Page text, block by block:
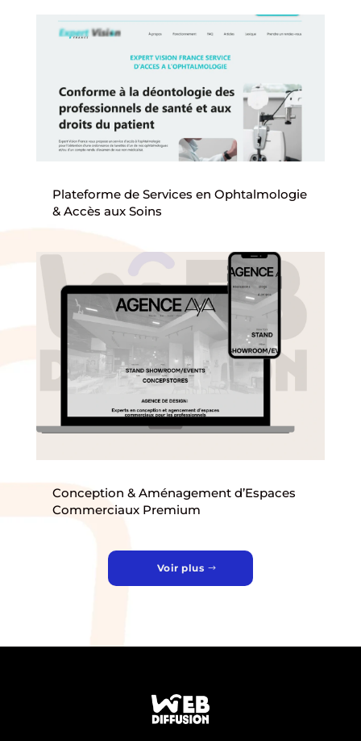
Plateforme de Services en Ophtalmologie
& Accès aux Soins
Conception & Aménagement d’Espaces
Commerciaux Premium
Voir plus